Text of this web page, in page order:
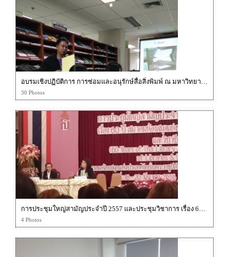
อบรมเชิงปฏิบัติการ การซ่อมและอนุรักษ์สื่อสิ่งพิมพ์ ณ มหาวิทยาลัยธุรกิจบัณฑิต วันที่ 5 พ.ย. 57
30 Photos
การประชุมใหญ่สามัญประจำปี 2557 และประชุมวิชาการ เรื่อง 60 ปีสมาคมห้องสมุดแห่งประเทศไทยฯกับการพัฒนาห้องสมุดและวิชาชีพบรรณารักษ์
4 Photos